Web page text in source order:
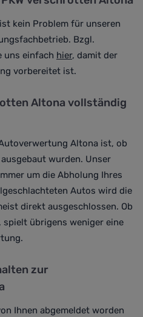
kein Problem für unseren
Bzgl.
uns einfach hier, damit der
vorbereitet ist.
Altona vollständig
Altona ist, ob
wurden. Unser
um die Abholung Ihres
Autos wird die
direkt ausgeschlossen. Ob
spielt übrigens weniger eine
zur
Ihnen abgemeldet worden